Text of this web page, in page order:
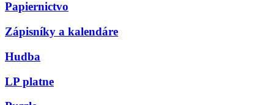
Papiernictvo
Zápisníky a kalendáre
Hudba
LP platne